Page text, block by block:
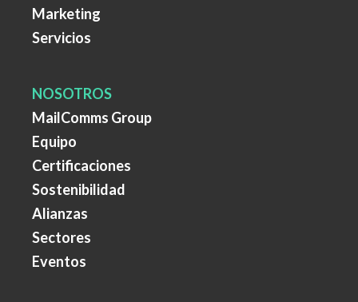
Marketing
Servicios
NOSOTROS
MailComms Group
Equipo
Certificaciones
Sostenibilidad
Alianzas
Sectores
Eventos